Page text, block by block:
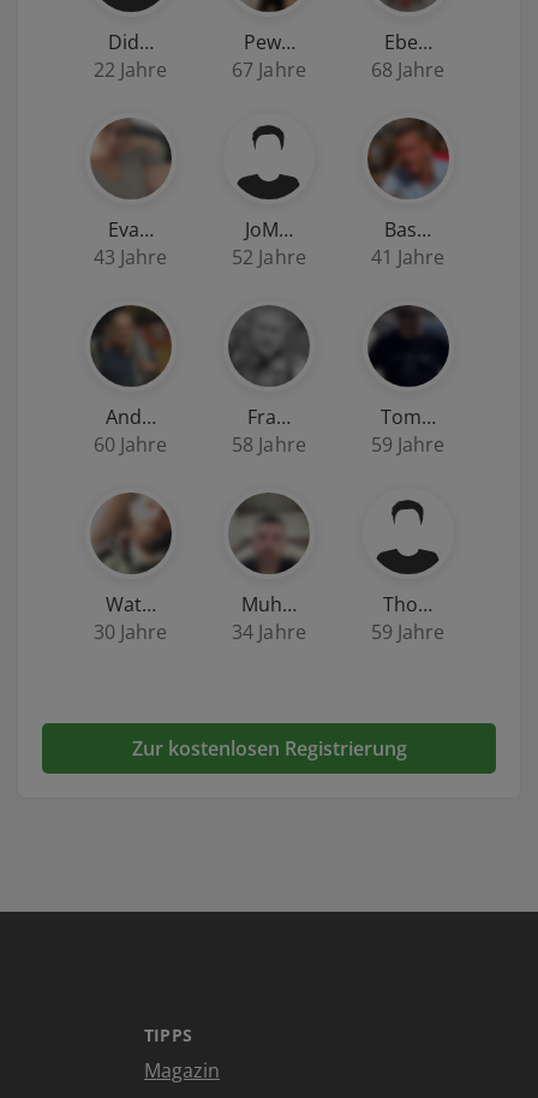
Did…
22 Jahre
Pew…
67 Jahre
Ebe…
68 Jahre
Eva…
43 Jahre
JoM…
52 Jahre
Bas…
41 Jahre
And…
60 Jahre
Fra…
58 Jahre
Tom…
59 Jahre
Wat…
30 Jahre
Muh…
34 Jahre
Tho…
59 Jahre
Zur kostenlosen Registrierung
TIPPS
Magazin